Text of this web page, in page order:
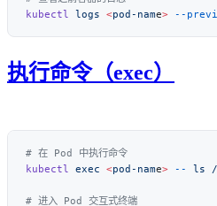
kubectl logs <pod-name>
执行命令（exec）
kubectl
exec <pod-name> -- ls